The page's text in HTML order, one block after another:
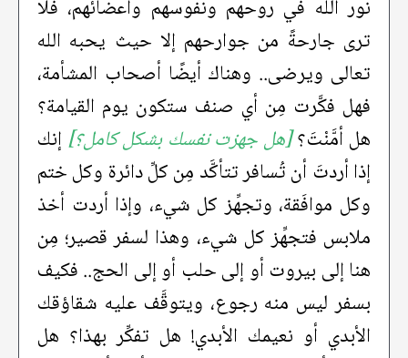
نور الله في روحهم ونفوسهم وأعضائهم، فلا
ترى جارحةً من جوارحهم إلا حيث يحبه الله
تعالى ويرضى.. وهناك أيضًا أصحاب المشأمة،
فهل فكَّرت مِن أي صنف ستكون يوم القيامة؟
هل أمَّنْتَ؟[هل جهزت نفسك بشكل كامل؟] إنك
إذا أردتَ أن تُسافر تتأكَّد مِن كلِّ دائرة وكل ختم
وكل موافَقة، وتجهِّز كل شيء، وإذا أردت أخذ
ملابس فتجهِّز كل شيء، وهذا لسفر قصير؛ مِن
هنا إلى بيروت أو إلى حلب أو إلى الحج.. فكيف
بسفر ليس منه رجوع، ويتوقَّف عليه شقاؤقك
الأبدي أو نعيمك الأبدي! هل تفكِّر بهذا؟ هل